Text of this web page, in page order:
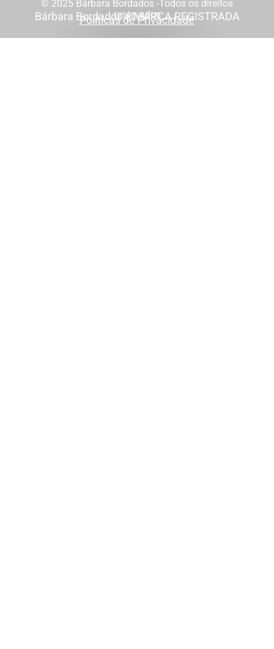
© 2025 Bárbara Bordados -Todos os direitos
reservados
Bárbara Bordados é MARCA REGISTRADA
Políticas de Privacidade